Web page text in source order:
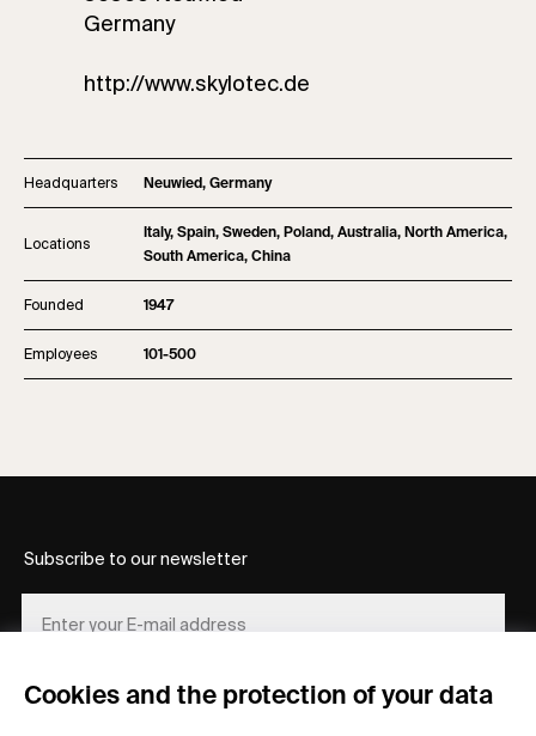
Cookies and the protection of your data
Germany
http://www.skylotec.de
Headquarters Neuwied, Germany
Locations
Italy, Spain, Sweden, Poland, Australia, North America,
South America, China
Founded 1947
Employees 101-500
Subscribe to our newsletter
REGISTER